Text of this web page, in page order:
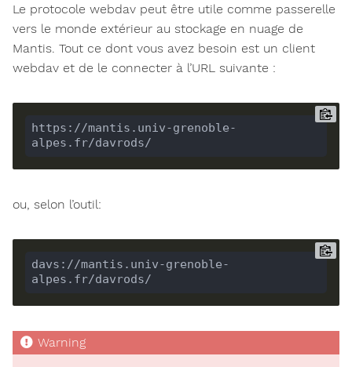
Le protocole webdav peut être utile comme passerelle
vers le monde extérieur au stockage en nuage de
Mantis. Tout ce dont vous avez besoin est un client
webdav et de le connecter à l’URL suivante :
https://mantis.univ-grenoble-
ou, selon l’outil:
davs://mantis.univ-grenoble-